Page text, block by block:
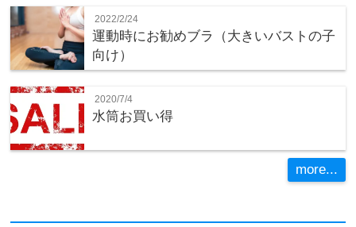
2022/2/24
運動時にお勧めブラ（大きいバストの子
向け）
2020/7/4
水筒お買い得
more...